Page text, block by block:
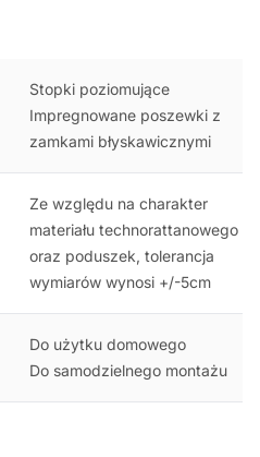
Stopki poziomujące
Impregnowane poszewki z
zamkami błyskawicznymi
Ze względu na charakter
materiału technorattanowego
oraz poduszek, tolerancja
wymiarów wynosi +/-5cm
Do użytku domowego
Do samodzielnego montażu